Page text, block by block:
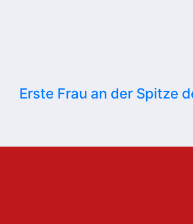
Erste Frau an der Spitze